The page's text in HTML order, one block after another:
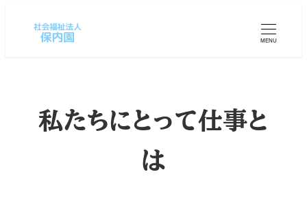
MENU
私たちにとって仕事と
は